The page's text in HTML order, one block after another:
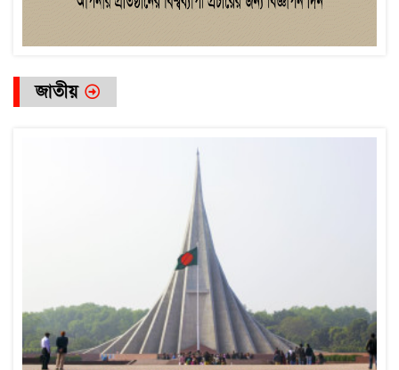
জাতীয়